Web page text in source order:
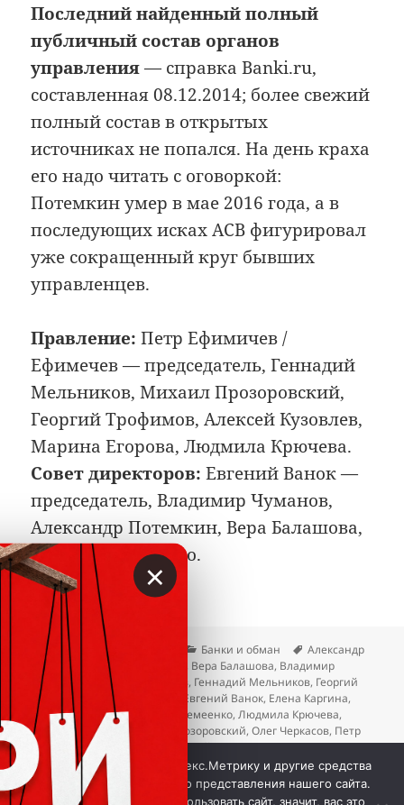
Последний найденный полный
публичный состав органов
управления— справка Banki.ru,
составленная 08.12.2014; более свежий
полный состав в открытых
источниках не попался. На день краха
его надо читать с оговоркой:
Потемкин умер в мае 2016 года, а в
последующих исках АСВ фигурировал
уже сокращенный круг бывших
управленцев.
Правление: Петр Ефимичев /
Ефимечев — председатель, Геннадий
Мельников, Михаил Прозоровский,
Георгий Трофимов, Алексей Кузовлев,
Марина Егорова, Людмила Крючева.
Совет директоров: Евгений Ванок —
председатель, Владимир Чуманов,
Александр Потемкин, Вера Балашова,
Ирина Веремеенко.
Опубликовано
06.07.2026 Рубрики
Банки и обман Метки
Александр
Потемкин
Алексей Кузовлев Вера Балашова, Владимир
Барабаш
Владимир Чуманов, Геннадий Мельников, Георгий
Трофимов
Дмитрий Рудзит Евгений Ванок, Елена Каргина,
Ильдус Адигамов, Ирина Веремеенко,Людмила Крючева,
Марина Егорова
Михаил Прозоровский,Олег Черкасов, Петр
Ефимичев, Роман Речкин
Сергей Веремеенко
Добавить комментарий
к записи Центркомбанк ушёл с дырой
Мы используем куки, Яндекс.Метрику и другие средства
аналитики для наилучшего представления нашего сайта.
Если вы продолжите использовать сайт, значит, вас это
×